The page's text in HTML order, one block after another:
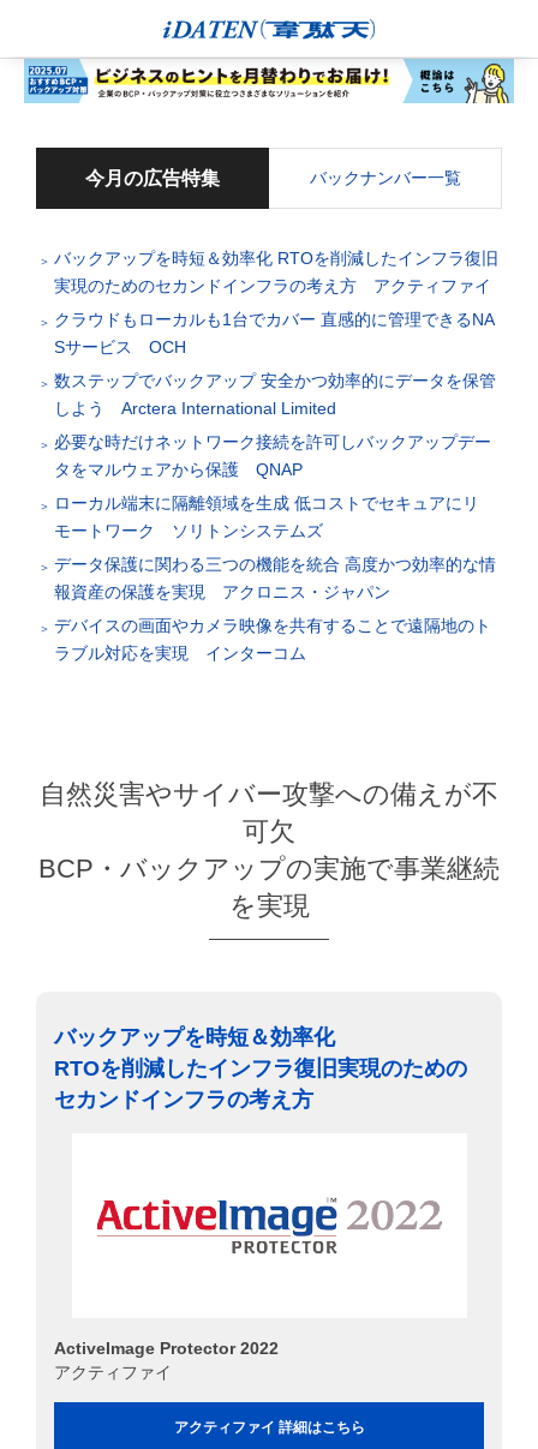
今月の広告特集 バックナンバー一覧
バックアップを時短＆効率化 RTOを削減したインフラ復旧
実現のためのセカンドインフラの考え方 アクティファイ
クラウドもローカルも1台でカバー 直感的に管理できるNA
Sサービス OCH
数ステップでバックアップ 安全かつ効率的にデータを保管
しよう Arctera International Limited
必要な時だけネットワーク接続を許可しバックアップデー
タをマルウェアから保護 QNAP
ローカル端末に隔離領域を生成 低コストでセキュアにリ
モートワーク ソリトンシステムズ
データ保護に関わる三つの機能を統合 高度かつ効率的な情
報資産の保護を実現 アクロニス・ジャパン
デバイスの画面やカメラ映像を共有することで遠隔地のト
ラブル対応を実現 インターコム
自然災害やサイバー攻撃への備えが不
可欠
BCP・バックアップの実施で事業継続
を実現
バックアップを時短＆効率化
RTOを削減したインフラ復旧実現のための
セカンドインフラの考え方
ActiveImage Protector 2022
アクティファイ
アクティファイ 詳細はこちら